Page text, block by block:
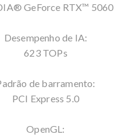
GeForce RTX™ 5060
Desempenho de IA:
623 TOPs
de barramento:
PCI Express 5.0
OpenGL: